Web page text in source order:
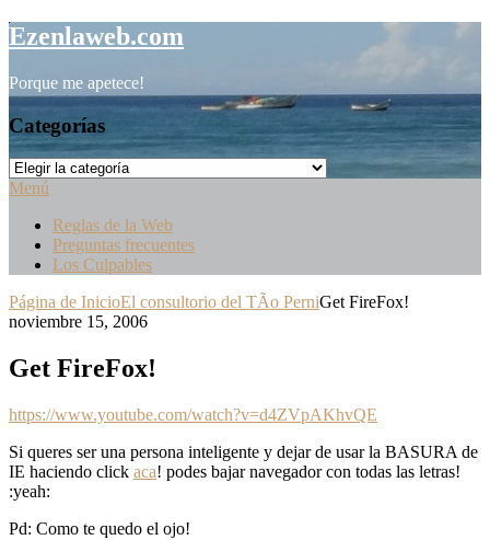
Saltar
al
Ezenlaweb.com
Porque me apetece!
Categorías
Categorías
Menú
Reglas de la Web
Preguntas frecuentes
Los Culpables
Página de InicioEl consultorio del TÃ­o PerniGet FireFox!
noviembre 15, 2006
Get FireFox!
https://www.youtube.com/watch?v=d4ZVpAKhvQE
Si queres ser una persona inteligente y dejar de usar la BASURA de
IE haciendo click aca! podes bajar navegador con todas las letras!
:yeah:
Pd: Como te quedo el ojo!